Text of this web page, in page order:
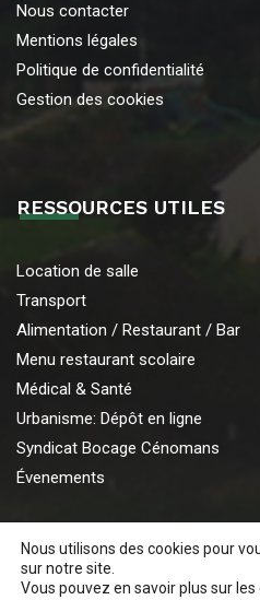
Nous contacter
Mentions légales
Politique de confidentialité
Gestion des cookies
RESSOURCES UTILES
Location de salle
Transport
Alimentation / Restaurant / Bar
Menu restaurant scolaire
Médical & Santé
Urbanisme: Dépôt en ligne
Syndicat Bocage Cénomans
Évenements
Nous utilisons des cookies pour
sur notre site.
Vous pouvez en savoir plus sur